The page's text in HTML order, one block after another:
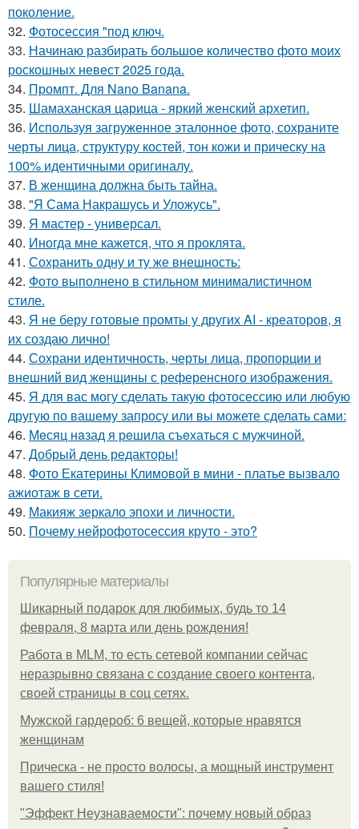
поколение.
32. Фотосессия "под ключ.
33. Начинаю разбирать большое количество фото моих
роскошных невест 2025 года.
34. Промпт. Для Nano Banana.
35. Шамаханская царица - яркий женский архетип.
36. Используя загруженное эталонное фото, сохраните
черты лица, структуру костей, тон кожи и прическу на
100% идентичными оригиналу.
37. В женщина должна быть тайна.
38. "Я Сама Накрашусь и Уложусь".
39. Я мастер - универсал.
40. Иногда мне кажется, что я проклята.
41. Сохранить одну и ту же внешность:
42. Фото выполнено в стильном минималистичном
стиле.
43. Я не беру готовые промты у других AI - креаторов, я
их создаю лично!
44. Сохрани идентичность, черты лица, пропорции и
внешний вид женщины с референсного изображения.
45. Я для вас могу сделать такую фотосессию или любую
другую по вашему запросу или вы можете сделать сами:
46. Мeсяц нaзад я рeшила съeхаться с мужчиной.
47. Добрый день редакторы!
48. Фото Екатерины Климовой в мини - платье вызвало
ажиотаж в сети.
49. Макияж зеркало эпохи и личности.
50. Почему нейрофотосессия круто - это?
Популярные материалы
Шикарный подарок для любимых, будь то 14
февраля, 8 марта или день рождения!
Работа в MLM, то есть сетевой компании сейчас
неразрывно связана с создание своего контента,
своей страницы в соц сетях.
Мужской гардероб: 6 вещей, которые нравятся
женщинам
Прическа - не просто волосы, а мощный инструмент
вашего стиля!
"Эффект Неузнаваемости": почему новый образ